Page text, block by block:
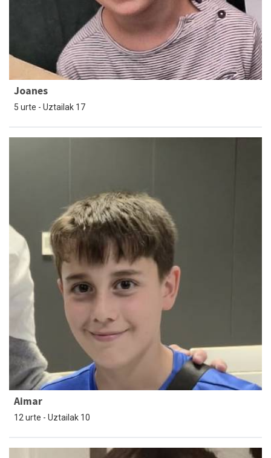
Joanes
5 urte - Uztailak 17
Aimar
12 urte - Uztailak 10